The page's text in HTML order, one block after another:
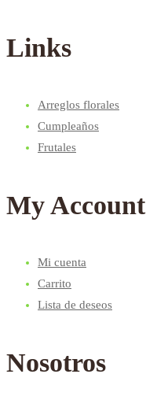
Links
Arreglos florales
Cumpleaños
Frutales
My Account
Mi cuenta
Carrito
Lista de deseos
Nosotros